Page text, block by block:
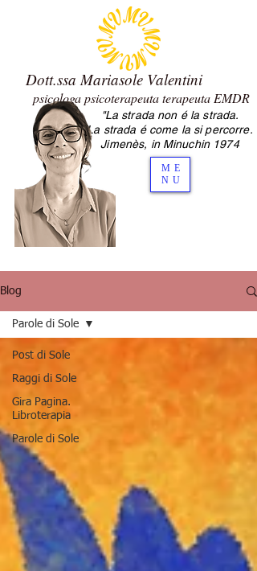
Dott.ssa Mariasole Valentini
psicologa psicoterapeuta terapeuta EMDR
2.0 Mariasole Valentini psicologa
psicoterapeuta Cesena
ME
NU
"La strada non é la strada.
La strada é come la si percorre.
Jimenès, in Minuchin 1974
Blog
Post di Sole
Raggi di Sole
Gira Pagina.
Libroterapia
Parole di Sole
Parole di Sole